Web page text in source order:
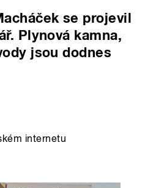
se projevil
Plynová kamna,
jsou dodnes
internetu